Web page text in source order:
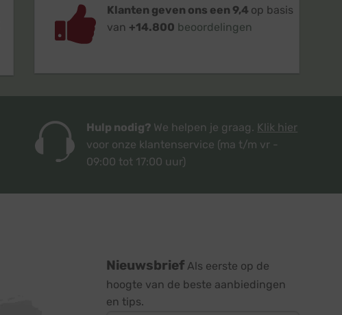
Klanten geven ons een 9,4 op basis
van +14.800 beoordelingen
Hulp nodig? We helpen je graag. Klik hier
voor onze klantenservice (ma t/m vr -
09:00 tot 17:00 uur)
Nieuwsbrief Als eerste op de
hoogte van de beste aanbiedingen
en tips.